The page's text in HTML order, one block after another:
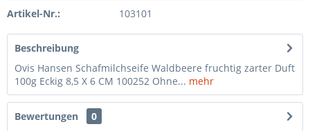
Artikel-Nr.: 103101
Beschreibung
Ovis Hansen Schafmilchseife Waldbeere fruchtig zarter Duft
100g Eckig 8,5 X 6 CM 100252 Ohne... mehr
Bewertungen
0